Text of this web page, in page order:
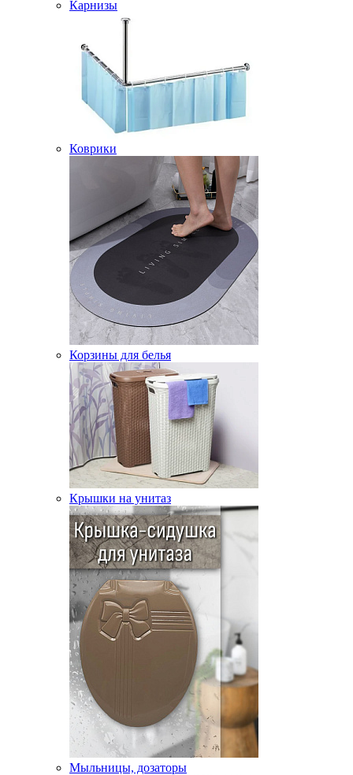
Карнизы
Коврики
Корзины для белья
Крышки на унитаз
Мыльницы, дозаторы